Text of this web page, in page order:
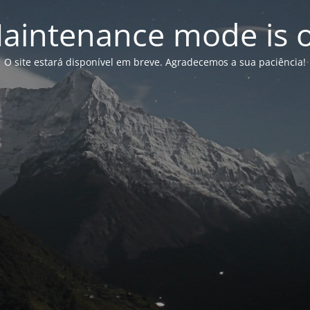
mode is
O site estará disponível em breve. Agradecemos a sua paciência!